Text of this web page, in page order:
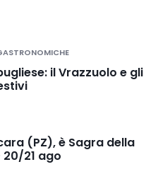
il Vrazzuolo e gli
(PZ), è Sagra della
21 ago